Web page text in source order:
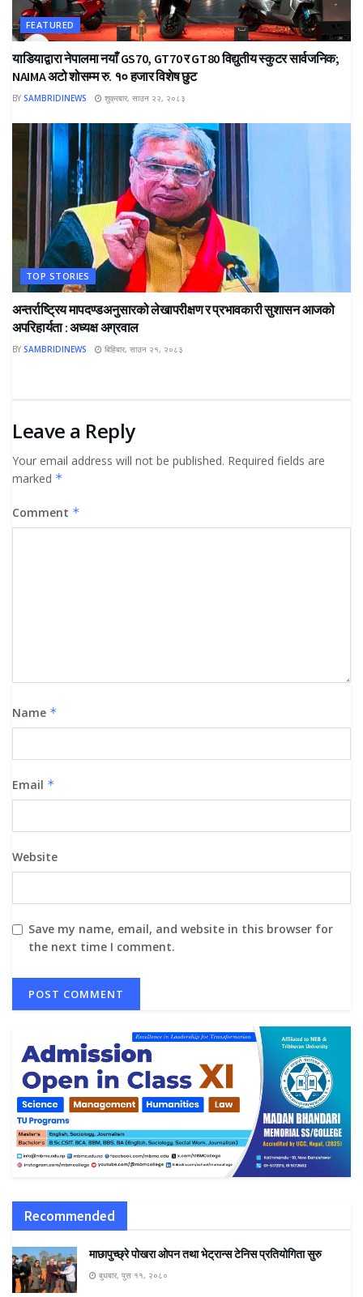
FEATURED
याडियाद्वारा नेपालमा नयाँ GS70, GT70 र GT80 विद्युतीय स्कुटर सार्वजनिक;
NAIMA अटो शोसम्म रु. १० हजार विशेष छुट
BY SAMBRIDINEWS शुक्रबार, साउन २२, २०८३
TOP STORIES
अन्तर्राष्ट्रिय मापदण्डअनुसारको लेखापरीक्षण र प्रभावकारी सुशासन आजको
अपरिहार्यता : अध्यक्ष अग्रवाल
BY SAMBRIDINEWS बिहिबार, साउन २१, २०८३
Leave a Reply
Your email address will not be published. Required fields are
marked *
Comment *
Name *
Email *
Website
Save my name, email, and website in this browser for
the next time I comment.
Recommended
माछापुच्छ्रे पोखरा ओपन तथा भेट्रान्स टेनिस प्रतियोगिता सुरु
बुधबार, पुस ११, २०८०